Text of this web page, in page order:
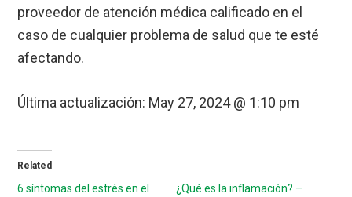
proveedor de atención médica calificado en el
caso de cualquier problema de salud que te esté
afectando.
Última actualización: May 27, 2024 @ 1:10 pm
Related
6 síntomas del estrés en el
¿Qué es la inflamación? –